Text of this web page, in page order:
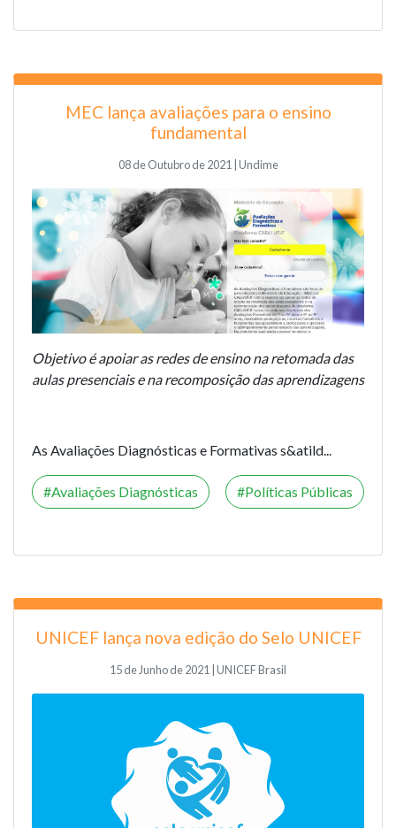
MEC lança avaliações para o ensino
fundamental
08 de Outubro de 2021 | Undime
Objetivo é apoiar as redes de ensino na retomada das
aulas presenciais e na recomposição das aprendizagens
As Avaliações Diagnósticas e Formativas s&atild...
Avaliações Diagnósticas Políticas Públicas
UNICEF lança nova edição do Selo UNICEF
15 de Junho de 2021 | UNICEF Brasil